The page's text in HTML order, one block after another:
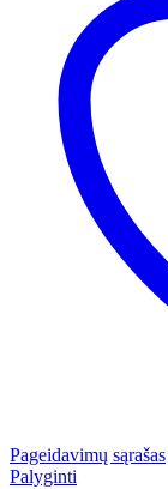
Pageidavimų sąrašas
Palyginti